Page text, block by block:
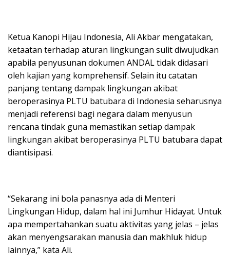
Ketua Kanopi Hijau Indonesia, Ali Akbar mengatakan,
ketaatan terhadap aturan lingkungan sulit diwujudkan
apabila penyusunan dokumen ANDAL tidak didasari
oleh kajian yang komprehensif. Selain itu catatan
panjang tentang dampak lingkungan akibat
beroperasinya PLTU batubara di Indonesia seharusnya
menjadi referensi bagi negara dalam menyusun
rencana tindak guna memastikan setiap dampak
lingkungan akibat beroperasinya PLTU batubara dapat
diantisipasi.
“Sekarang ini bola panasnya ada di Menteri
Lingkungan Hidup, dalam hal ini Jumhur Hidayat. Untuk
apa mempertahankan suatu aktivitas yang jelas – jelas
akan menyengsarakan manusia dan makhluk hidup
lainnya,” kata Ali.